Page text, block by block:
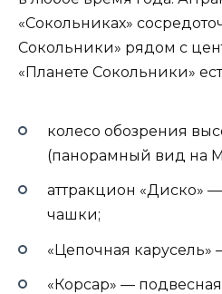
«Сокольниках»
Сокольники» рядом с
«Планете Сокольники»
колесо обозрения
(панорамный вид на
аттракцион «Диско»
чашки;
«Цепочная карусель»
«Корсар» —